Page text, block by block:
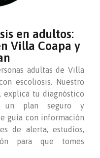
en adultos:
Villa Coapa y
adultas de Villa
escoliosis. Nuestro
explica tu diagnóstico
un plan seguro y
guía con información
de alerta, estudios,
para que tomes